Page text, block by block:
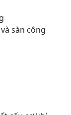
sàn công